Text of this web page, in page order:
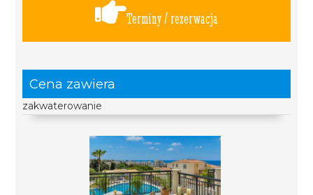
Terminy / rezerwacja
Cena zawiera
zakwaterowanie